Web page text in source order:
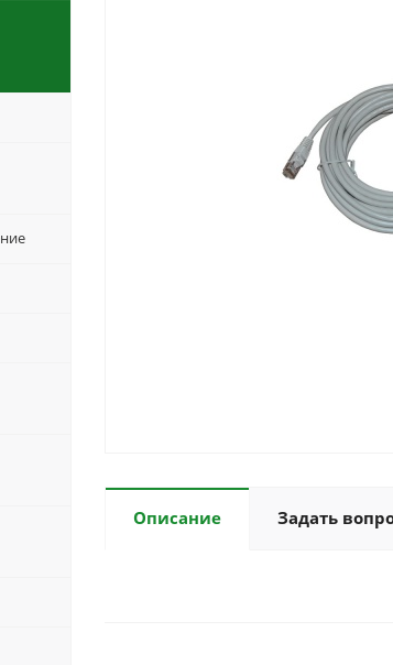
Описание Задать